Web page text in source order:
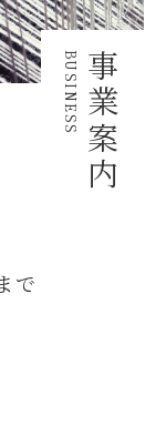
事業案内
BUSINESS
で